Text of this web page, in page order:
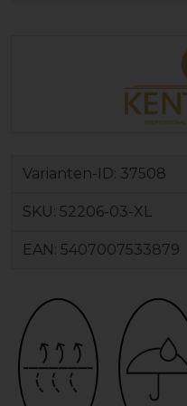
Varianten-ID: 37508
SKU: 52206-03-XL
EAN: 5407007533879